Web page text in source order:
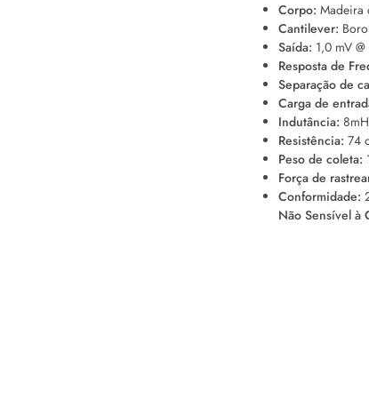
Corpo: Madeira
Cantilever:
Saída: 1,0 mV
Resposta de
Separação de
Carga de
Indutância:
Resistência: 74
Peso de coleta:
Força de
Conformidade:
Não Sensível à